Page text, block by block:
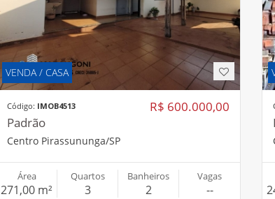
VENDA / CASA
R$ 600.000,00
Código: IMOB4513
Padrão
Centro Pirassununga/SP
Área
271,00 m²
Quartos
3
Banheiros
2
Vagas
--